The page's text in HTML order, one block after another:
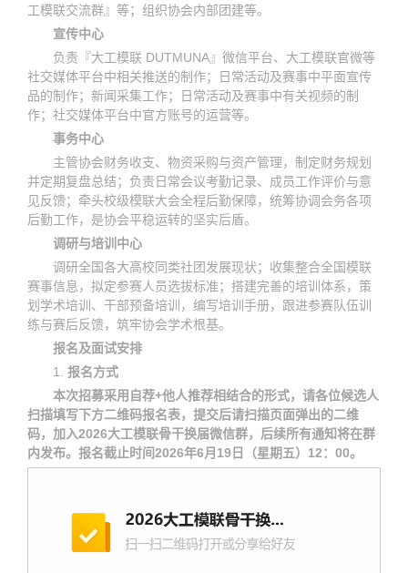
工模联交流群』等；组织协会内部团建等。
宣传中心
负责『大工模联 DUTMUNA』微信平台、大工模联官微等
社交媒体平台中相关推送的制作；日常活动及赛事中平面宣传
品的制作；新闻采集工作；日常活动及赛事中有关视频的制
作；社交媒体平台中官方账号的运营等。
事务中心
主管协会财务收支、物资采购与资产管理，制定财务规划
并定期复盘总结；负责日常会议考勤记录、成员工作评价与意
见反馈；牵头校级模联大会全程后勤保障，统筹协调会务各项
后勤工作，是协会平稳运转的坚实后盾。
调研与培训中心
调研全国各大高校同类社团发展现状；收集整合全国模联
赛事信息，拟定参赛人员选拔标准；搭建完善的培训体系，策
划学术培训、干部预备培训，编写培训手册，跟进参赛队伍训
练与赛后反馈，筑牢协会学术根基。
报名及面试安排
1. 报名方式
本次招募采用 自荐+他人推荐相结合的形式，请各位候选人
扫描填写下方二维码报名表，提交后请扫描页面弹出的二维
码，加入2026大工模联骨干换届微信群，后续所有通知将在群
内发布。报名截止时间2026年6月19日（星期五）12：00。